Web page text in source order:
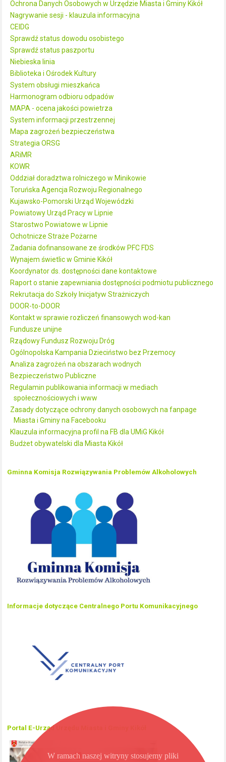
Ochrona Danych Osobowych w Urzędzie Miasta i Gminy Kikół
Nagrywanie sesji - klauzula informacyjna
CEIDG
Sprawdź status dowodu osobistego
Sprawdź status paszportu
Niebieska linia
Biblioteka i Ośrodek Kultury
System obsługi mieszkańca
Harmonogram odbioru odpadów
MAPA - ocena jakości powietrza
System informacji przestrzennej
Mapa zagrożeń bezpieczeństwa
Strategia ORSG
ARiMR
KOWR
Oddział doradztwa rolniczego w Minikowie
Toruńska Agencja Rozwoju Regionalnego
Kujawsko-Pomorski Urząd Wojewódzki
Powiatowy Urząd Pracy w Lipnie
Starostwo Powiatowe w Lipnie
Ochotnicze Straże Pożarne
Zadania dofinansowane ze środków PFC FDS
Wynajem świetlic w Gminie Kikół
Koordynator ds. dostępności dane kontaktowe
Raport o stanie zapewniania dostępności podmiotu publicznego
Rekrutacja do Szkoły Inicjatyw Strażniczych
DOOR-to-DOOR
Kontakt w sprawie rozliczeń finansowych wod-kan
Fundusze unijne
Rządowy Fundusz Rozwoju Dróg
Ogólnopolska Kampania Dzieciństwo bez Przemocy
Analiza zagrożeń na obszarach wodnych
Bezpieczeństwo Publiczne
Regulamin publikowania informacji w mediach
społecznościowych i www
Zasady dotyczące ochrony danych osobowych na fanpage
Miasta i Gminy na Facebooku
Klauzula informacyjna profil na FB dla UMiG Kikół
Budżet obywatelski dla Miasta Kikół
Gminna Komisja Rozwiązywania Problemów Alkoholowych
Informacje dotyczące Centralnego Portu Komunikacyjnego
Portal E-Urząd Urzędu Miasta i Gminy Kikół
W ramach naszej witryny stosujemy pliki